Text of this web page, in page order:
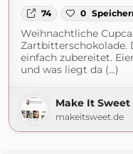
74 0
Weihnachtliche
Zartbitterschokolade.
einfach zubereitet.
und was liegt da (...)
Make It Sweet
makeitsweet.de